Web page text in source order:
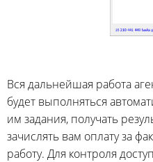
Вся дальнейшая работа
будет выполняться
им задания, получать
зачислять вам оплату за
работу. Для контроля